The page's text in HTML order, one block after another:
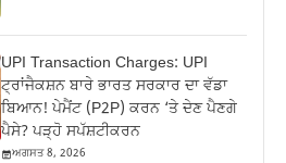
UPI Transaction Charges: UPI
ਟ੍ਰਾਂਜੈਕਸ਼ਨ ਬਾਰੇ ਭਾਰਤ ਸਰਕਾਰ ਦਾ ਵੱਡਾ
ਬਿਆਨ! ਪੇਮੈਂਟ (P2P) ਕਰਨ ‘ਤੇ ਦੇਣ ਪੈਣਗੇ
ਪੈਸੇ? ਪੜ੍ਹੋ ਸਪੱਸ਼ਟੀਕਰਨ
ਅਗਸਤ 8, 2026